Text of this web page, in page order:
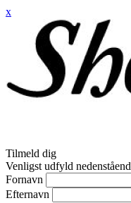
x
Tilmeld dig
Venligst udfyld
Fornavn
Efternavn